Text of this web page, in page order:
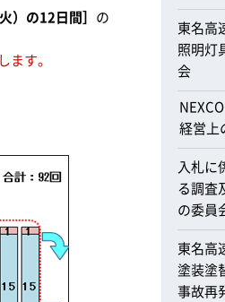
の12日間］ の
す。
東名高
照明灯
会
経営上
入札に
る調査
の委員
東名高
塗装塗
事故再